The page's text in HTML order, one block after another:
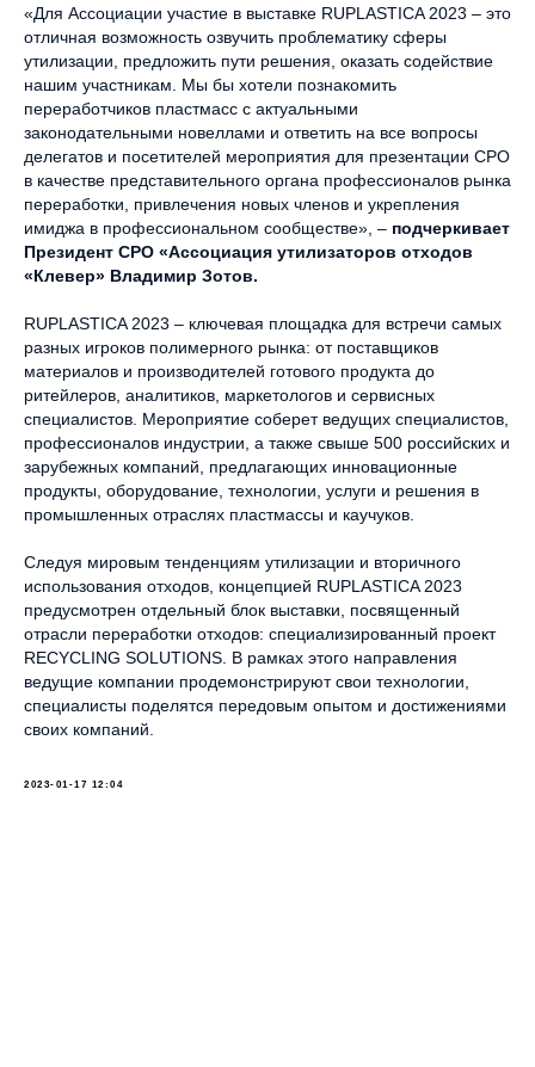
«Для Ассоциации участие в выставке RUPLASTICA 2023 – это
отличная возможность озвучить проблематику сферы
утилизации, предложить пути решения, оказать содействие
нашим участникам. Мы бы хотели познакомить
переработчиков пластмасс с актуальными
законодательными новеллами и ответить на все вопросы
делегатов и посетителей мероприятия для презентации СРО
в качестве представительного органа профессионалов рынка
переработки, привлечения новых членов и укрепления
имиджа в профессиональном сообществе», – подчеркивает
Президент СРО «Ассоциация утилизаторов отходов
«Клевер» Владимир Зотов.
RUPLASTICA 2023 – ключевая площадка для встречи самых
разных игроков полимерного рынка: от поставщиков
материалов и производителей готового продукта до
ритейлеров, аналитиков, маркетологов и сервисных
специалистов. Мероприятие соберет ведущих специалистов,
профессионалов индустрии, а также свыше 500 российских и
зарубежных компаний, предлагающих инновационные
продукты, оборудование, технологии, услуги и решения в
промышленных отраслях пластмассы и каучуков.
Следуя мировым тенденциям утилизации и вторичного
использования отходов, концепцией RUPLASTICA 2023
предусмотрен отдельный блок выставки, посвященный
отрасли переработки отходов: специализированный проект
RECYCLING SOLUTIONS. В рамках этого направления
ведущие компании продемонстрируют свои технологии,
специалисты поделятся передовым опытом и достижениями
своих компаний.
2023-01-17 12:04